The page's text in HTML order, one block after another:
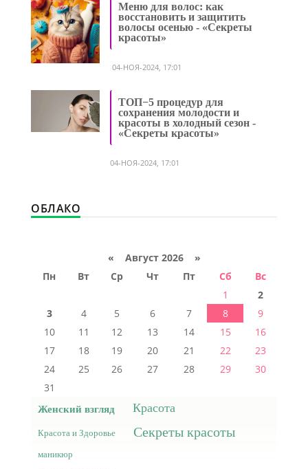
Меню для волос: как
восстановить и защитить
волосы осенью - «Секреты
красоты»
04-НОЯ-2024, 17:01
ТОП−5 процедур для
сохранения молодости и
красоты в холодный сезон -
«Секреты красоты»
04-НОЯ-2024, 17:01
ОБЛАКО
« Август 2026 »
Пн
Вт Ср Чт Пт Сб
Вс
1
2
3
4 5 6 7 8
9
10
11 12 13 14 15
16
17
18 19 20 21 22
23
24
25 26 27 28 29
30
31
Женский взгляд Красота
Красота и Здоровье Секреты красоты
маникюр